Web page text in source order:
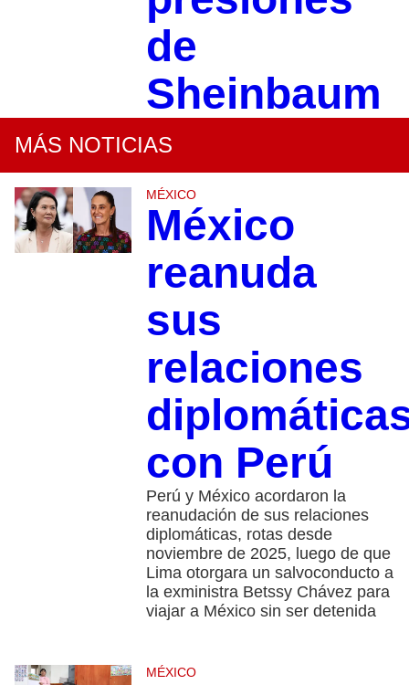
de
Sheinbaum
MÁS NOTICIAS
MÉXICO
México
reanuda
sus
relaciones
con Perú
Perú y México acordaron la
reanudación de sus relaciones
diplomáticas, rotas desde
noviembre de 2025, luego de que
Lima otorgara un salvoconducto a
la exministra Betssy Chávez para
viajar a México sin ser detenida
MÉXICO